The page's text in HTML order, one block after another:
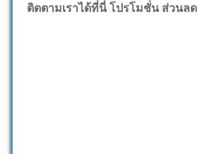
ติดตามเราได้ที่นี่ โปรโมชั่น ส่วนลด